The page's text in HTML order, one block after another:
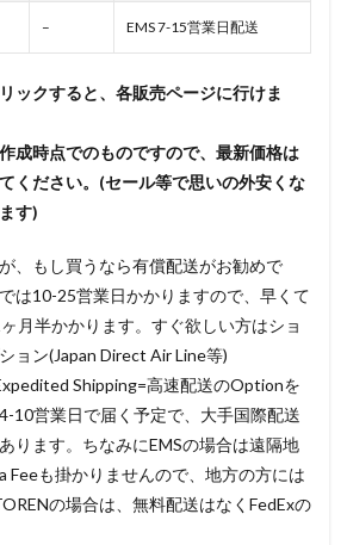
– EMS 7-15営業日配送
ックすると、各販売ページに行けま
成時点でのものですので、最新価格は
ください。(セール等で思いの外安くな
す)
、もし買うなら有償配送がお勧めで
は10-25営業日かかりますので、早くて
月半かかります。すぐ欲しい方はショ
ョン(Japan Direct Air Line等)
Shipping=高速配送のOptionを
10営業日で届く予定で、大手国際配送
ります。ちなみにEMSの場合は遠隔地
Feeも掛かりませんので、地方の方には
の場合は、無料配送はなくFedExの